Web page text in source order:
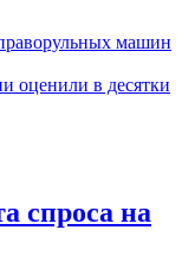
машин
оценили в десятки
спроса на